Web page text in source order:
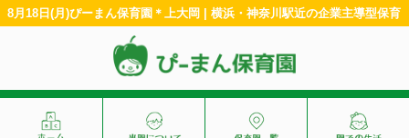
8月18日(月)ぴーまん保育園＊上大岡 | 横浜・神奈川駅近の企業主導型保育